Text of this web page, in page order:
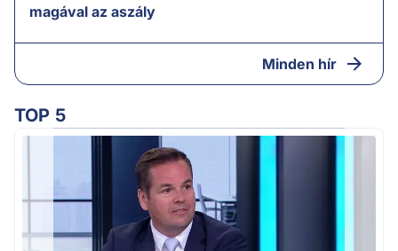
magával az aszály
Minden hír
TOP 5